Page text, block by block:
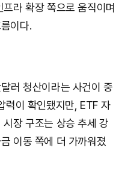
라 확장 쪽으로 움직이며
이다.
러 청산이라는 사건이 중
력이 확인됐지만, ETF 자
장 구조는 상승 추세 강
이동 쪽에 더 가까워졌